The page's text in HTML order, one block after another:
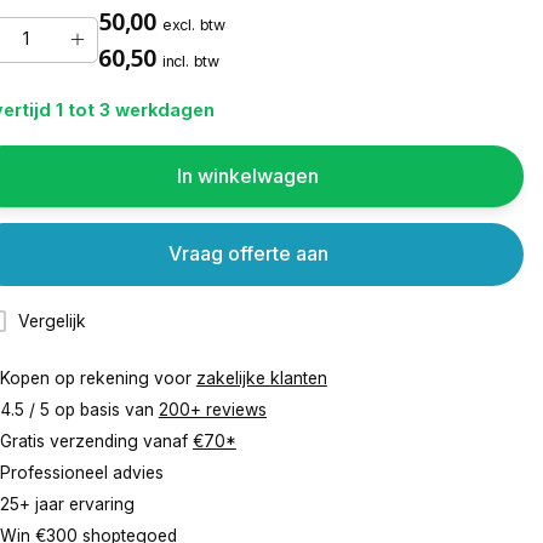
50,00 excl. btw
60,50 incl. btw
1 tot 3 werkdagen
In winkelwagen
Vergelijk
Vraag offerte aan
Kopen op rekening voor zakelijke klanten
4.5 / 5 op basis van 200+ reviews
Gratis verzending vanaf €70*
Professioneel advies
25+ jaar ervaring
Win €300 shoptegoed